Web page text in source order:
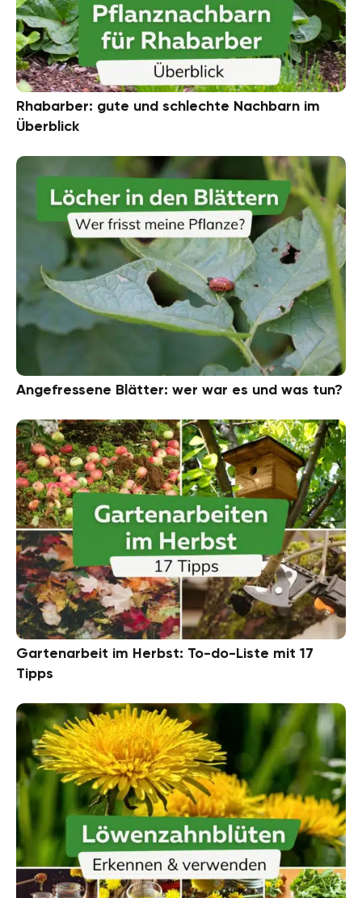
Rhabarber: gute und schlechte Nachbarn im
Überblick
Angefressene Blätter: wer war es und was tun?
Gartenarbeit im Herbst: To-do-Liste mit 17
Tipps